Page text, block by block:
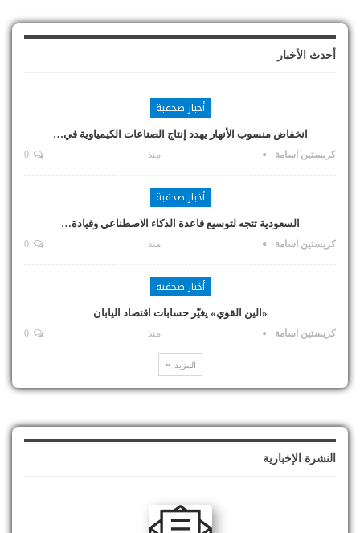
أحدث الأخبار
أخبار صحفية
انخفاض منسوب الأنهار يهدد إنتاج الصناعات الكيمياوية في…
كريستين اسامة منذ
أخبار صحفية
السعودية تتجه لتوسيع قاعدة الذكاء الاصطناعي وقيادة…
كريستين اسامة منذ
أخبار صحفية
«الين القوي» يغيّر حسابات اقتصاد اليابان
كريستين اسامة منذ
المزيد
النشرة الإخبارية